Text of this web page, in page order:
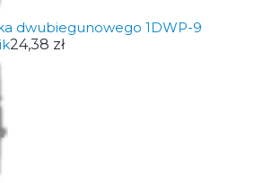
dwubiegunowego 1DWP-9
24,38 zł